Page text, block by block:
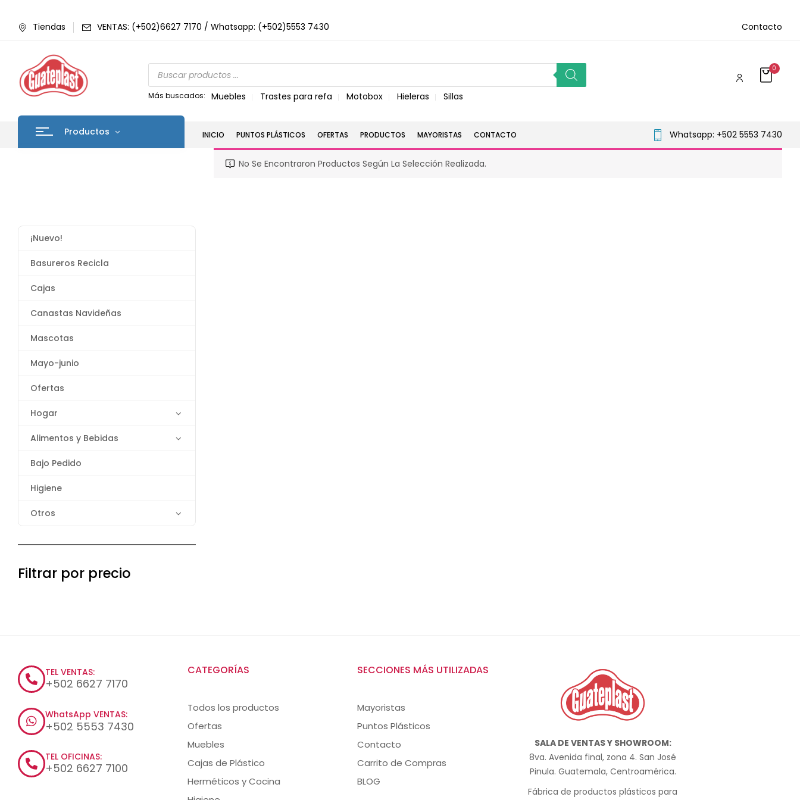
Tiendas VENTAS: (+502)6627 7170 / Whatsapp: (+502)5553 7430 Contacto
Más buscados: Muebles Trastes para refa Motobox Hieleras Sillas
0
Productos INICIO PUNTOS PLÁSTICOS OFERTAS PRODUCTOS MAYORISTAS CONTACTO Whatsapp: +502 5553 7430
¡Nuevo!
Basureros Recicla
Cajas
Canastas Navideñas
Mascotas
Mayo-junio
Ofertas
Hogar
Alimentos y Bebidas
Bajo Pedido
Higiene
Otros
Filtrar por precio
No Se Encontraron Productos Según La Selección Realizada.
TEL VENTAS:
+502 6627 7170
WhatsApp VENTAS:
+502 5553 7430
TEL OFICINAS:
+502 6627 7100
CATEGORÍAS
Todos los productos
Ofertas
Muebles
Cajas de Plástico
Herméticos y Cocina
SECCIONES MÁS UTILIZADAS
Mayoristas
Puntos Plásticos
Contacto
Carrito de Compras
BLOG
SALA DE VENTAS Y SHOWROOM:
8va. Avenida final, zona 4. San José
Pinula. Guatemala, Centroamérica.
Fábrica de productos plásticos para